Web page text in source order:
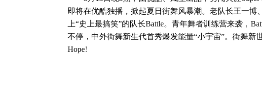
即将在优酷独播，掀起夏日街舞风暴潮。老队长王一
上“史上最搞笑”的队长Battle。青年舞者训练营来袭，
不停，中外街舞新生代首秀爆发能量“小宇宙”。街舞新
Hope!